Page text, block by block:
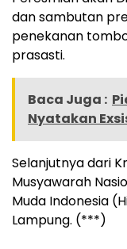
dan sambutan
penekanan
prasasti.
Baca Juga :
Nyatakan
Selanjutnya dari
Musyawarah
Muda Indonesia
Lampung. (***)